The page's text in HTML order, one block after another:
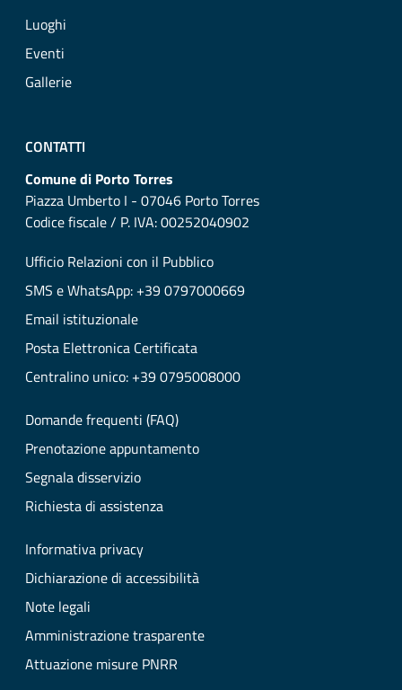
Luoghi
Eventi
Gallerie
CONTATTI
Comune di Porto Torres
Piazza Umberto I - 07046 Porto Torres
Codice fiscale / P. IVA: 00252040902
Ufficio Relazioni con il Pubblico
SMS e WhatsApp: +39 0797000669
Email istituzionale
Posta Elettronica Certificata
Centralino unico: +39 0795008000
Domande frequenti (FAQ)
Prenotazione appuntamento
Segnala disservizio
Richiesta di assistenza
Informativa privacy
Dichiarazione di accessibilità
Note legali
Amministrazione trasparente
Attuazione misure PNRR